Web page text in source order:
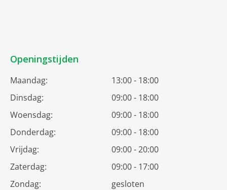
Openingstijden
Maandag:
13:00 - 18:00
Dinsdag:
09:00 - 18:00
Woensdag:
09:00 - 18:00
Donderdag:
09:00 - 18:00
Vrijdag:
09:00 - 20:00
Zaterdag:
09:00 - 17:00
Zondag:
gesloten